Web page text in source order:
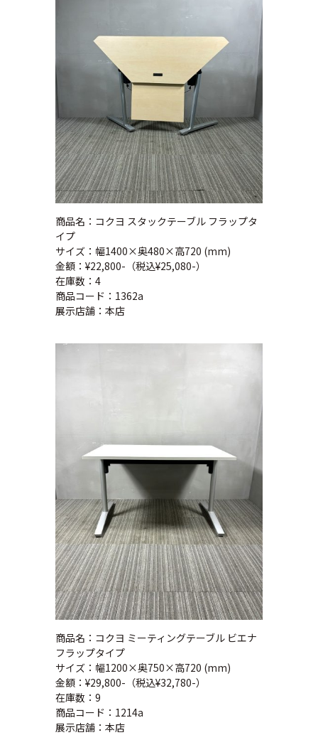
商品名：コクヨ スタックテーブル フラップタ
イプ
サイズ：幅1400×奥480×高720 (mm)
金額：¥22,800-（税込¥25,080-）
在庫数：4
商品コード：1362a
展示店舗：本店
商品名：コクヨ ミーティングテーブル ビエナ
フラップタイプ
サイズ：幅1200×奥750×高720 (mm)
金額：¥29,800-（税込¥32,780-）
在庫数：9
商品コード：1214a
展示店舗：本店